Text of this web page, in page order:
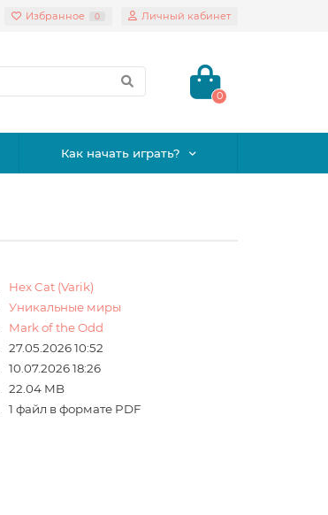
Избранное 0 Личный кабинет
0
Как начать играть?
Hex Cat (Varik)
Уникальные миры
Mark of the Odd
27.05.2026 10:52
10.07.2026 18:26
22.04 MB
1 файл в формате PDF